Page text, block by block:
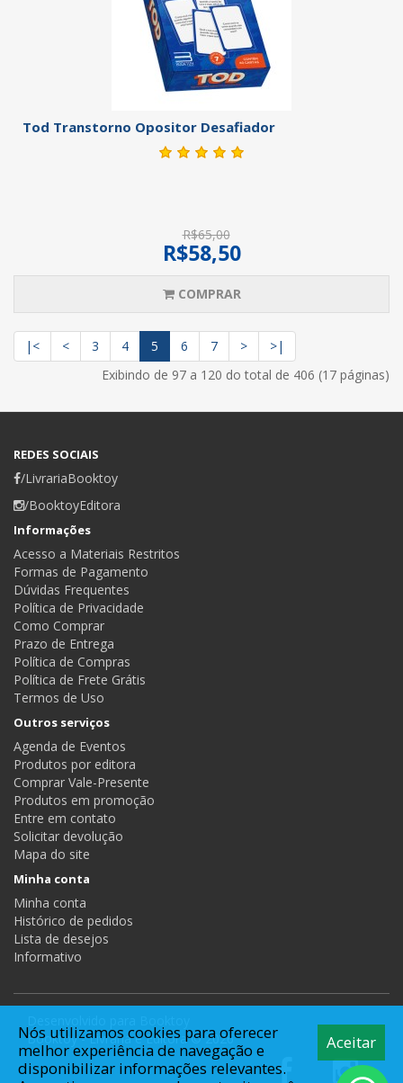
Tod Transtorno Opositor Desafiador
R$65,00
R$58,50
COMPRAR
|< < 3 4 5 6 7 >
>|
Exibindo de 97 a 120 do total de 406 (17 páginas)
REDES SOCIAIS
/LivrariaBooktoy
/BooktoyEditora
Informações
Acesso a Materiais Restritos
Formas de Pagamento
Dúvidas Frequentes
Política de Privacidade
Como Comprar
Prazo de Entrega
Política de Compras
Política de Frete Grátis
Termos de Uso
Outros serviços
Agenda de Eventos
Produtos por editora
Comprar Vale-Presente
Produtos em promoção
Entre em contato
Solicitar devolução
Mapa do site
Minha conta
Minha conta
Histórico de pedidos
Lista de desejos
Informativo
Booktoy - Livraria e Editora © 2026
Aceitar
Nós utilizamos cookies para oferecer
melhor experiência de navegação e
disponibilizar informações relevantes.